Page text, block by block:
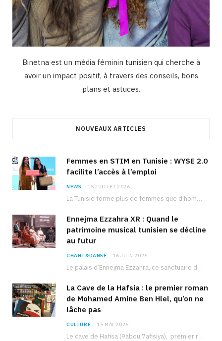
Binetna est un média féminin tunisien qui cherche à
avoir un impact positif, à travers des conseils, bons
plans et astuces.
NOUVEAUX ARTICLES
Femmes en STIM en Tunisie : WYSE 2.0
facilite l’accès à l’emploi
NEWS 15 JUILLET 2026
La Tunisie forme plus de femmes que d’hommes dans les filières scientifiques. Pourtant, pour beaucoup…
Ennejma Ezzahra XR : Quand le
patrimoine musical tunisien se décline
au futur
CHANT&DANSE 16 JUIN 2026
Le palais d’Ennejma Ezzahra, ce sanctuaire de la musique tunisienne et méditerranéenne construit par le…
La Cave de la Hafsia : le premier roman
de Mohamed Amine Ben Hlel, qu’on ne
lâche pas
CULTURE 15 MAI 2026
Le cave de Hafisa (9abou 7afisiya), premier roman du journaliste tunisien Mohamed Amine Ben Hlel,…